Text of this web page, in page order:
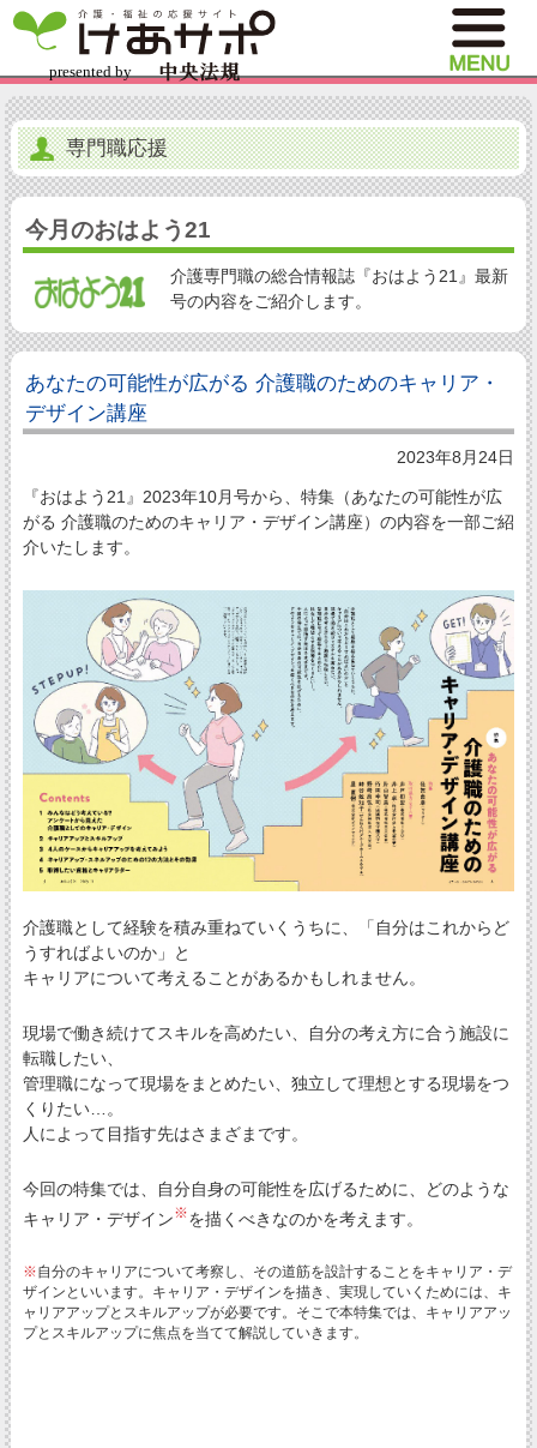
専門職応援
今月のおはよう21
介護専門職の総合情報誌『おはよう21』最新
号の内容をご紹介します。
あなたの可能性が広がる 介護職のためのキャリア・
デザイン講座
2023年8月24日
『おはよう21』2023年10月号から、特集（あなたの可能性が広
がる 介護職のためのキャリア・デザイン講座）の内容を一部ご紹
介いたします。
介護職として経験を積み重ねていくうちに、「自分はこれからど
うすればよいのか」と
キャリアについて考えることがあるかもしれません。
現場で働き続けてスキルを高めたい、自分の考え方に合う施設に
転職したい、
管理職になって現場をまとめたい、独立して理想とする現場をつ
くりたい…。
人によって目指す先はさまざまです。
今回の特集では、自分自身の可能性を広げるために、どのような
キャリア・デザイン※を描くべきなのかを考えます。
※自分のキャリアについて考察し、その道筋を設計することをキャリア・デ
ザインといいます。キャリア・デザインを描き、実現していくためには、キ
ャリアアップとスキルアップが必要です。そこで本特集では、キャリアアッ
プとスキルアップに焦点を当てて解説していきます。